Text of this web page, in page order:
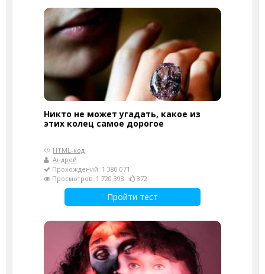
Никто не может угадать, какое из
этих колец самое дорогое
HTML-код
Андрей
Прохождений: 1 380 071
Просмотров: 1 720 398
372
Пройти тест